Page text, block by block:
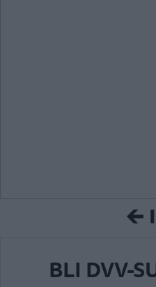
BLI DVV-